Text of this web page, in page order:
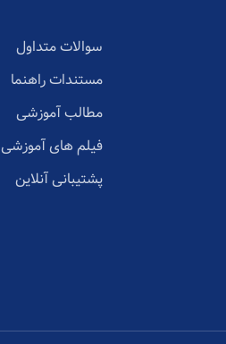
سوالات متداول
مستندات راهنما
مطالب آموزشی
فیلم های آموزشی
پشتیبانی آنلاین